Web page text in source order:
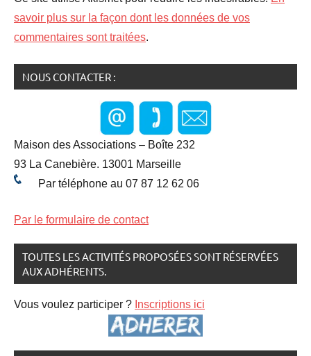
savoir plus sur la façon dont les données de vos
commentaires sont traitées.
NOUS CONTACTER :
Maison des Associations – Boîte 232
93 La Canebière. 13001 Marseille
Par téléphone au 07 87 12 62 06
Par le formulaire de contact
TOUTES LES ACTIVITÉS PROPOSÉES SONT RÉSERVÉES
AUX ADHÉRENTS.
Vous voulez participer ? Inscriptions ici